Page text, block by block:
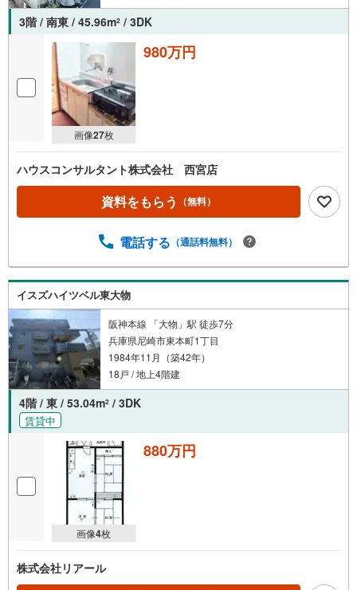
3階 / 南東 / 45.96m2 / 3DK
画像27枚
980万円
ハウスコンサルタント株式会社 西宮店
資料をもらう （無料）
電話する （通話料無料）
イスズハイツベル東大物
阪神本線 「大物」駅 徒歩7分
兵庫県尼崎市東本町1丁目
1984年11月（築42年）
18戸 / 地上4階建
4階 / 東 / 53.04m2 / 3DK
賃貸中
画像4枚
880万円
株式会社リアール